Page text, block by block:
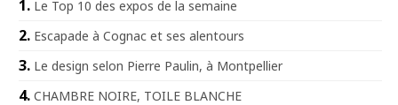
Le Top 10 des expos de la semaine
Escapade à Cognac et ses alentours
Le design selon Pierre Paulin, à Montpellier
CHAMBRE NOIRE, TOILE BLANCHE